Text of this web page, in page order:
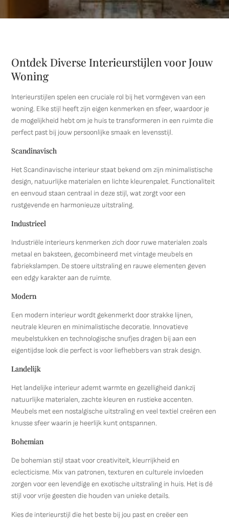
Ontdek Diverse Interieurstijlen voor Jouw
Woning
Interieurstijlen spelen een cruciale rol bij het vormgeven van een
woning. Elke stijl heeft zijn eigen kenmerken en sfeer, waardoor je
de mogelijkheid hebt om je huis te transformeren in een ruimte die
perfect past bij jouw persoonlijke smaak en levensstijl.
Scandinavisch
Het Scandinavische interieur staat bekend om zijn minimalistische
design, natuurlijke materialen en lichte kleurenpalet. Functionaliteit
en eenvoud staan centraal in deze stijl, wat zorgt voor een
rustgevende en harmonieuze uitstraling.
Industrieel
Industriële interieurs kenmerken zich door ruwe materialen zoals
metaal en baksteen, gecombineerd met vintage meubels en
fabriekslampen. De stoere uitstraling en rauwe elementen geven
een edgy karakter aan de ruimte.
Modern
Een modern interieur wordt gekenmerkt door strakke lijnen,
neutrale kleuren en minimalistische decoratie. Innovatieve
meubelstukken en technologische snufjes dragen bij aan een
eigentijdse look die perfect is voor liefhebbers van strak design.
Landelijk
Het landelijke interieur ademt warmte en gezelligheid dankzij
natuurlijke materialen, zachte kleuren en rustieke accenten.
Meubels met een nostalgische uitstraling en veel textiel creëren een
knusse sfeer waarin je heerlijk kunt ontspannen.
Bohemian
De bohemian stijl staat voor creativiteit, kleurrijkheid en
eclecticisme. Mix van patronen, texturen en culturele invloeden
zorgen voor een levendige en exotische uitstraling in huis. Het is dé
stijl voor vrije geesten die houden van unieke details.
Kies de interieurstijl die het beste bij jou past en creëer een